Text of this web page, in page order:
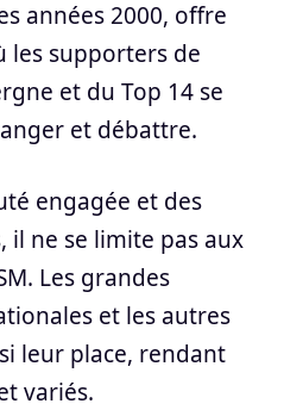
années 2000, offre
les supporters de
et du Top 14 se
et débattre.
engagée et des
il ne se limite pas aux
Les grandes
et les autres
leur place, rendant
variés.